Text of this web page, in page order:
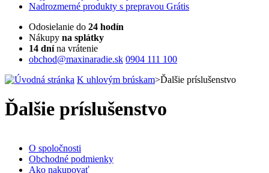
Nadrozmerné produkty s prepravou Grátis
Odosielanie do 24 hodín
Nákupy na splátky
14 dnína vrátenie
obchod@maxinaradie.sk 0904 111 100
K uhlovým brúskam>Ďalšie príslušenstvo
Ďalšie príslušenstvo
O spoločnosti
Obchodné podmienky
Ako nakupovať